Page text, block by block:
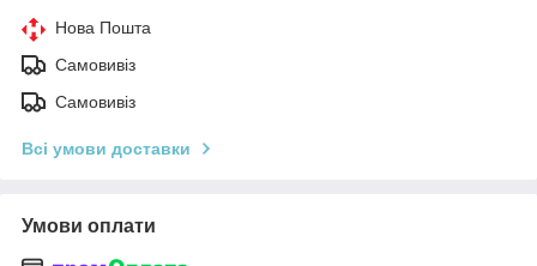
Нова Пошта
Самовивіз
Самовивіз
Всі умови доставки
Умови оплати